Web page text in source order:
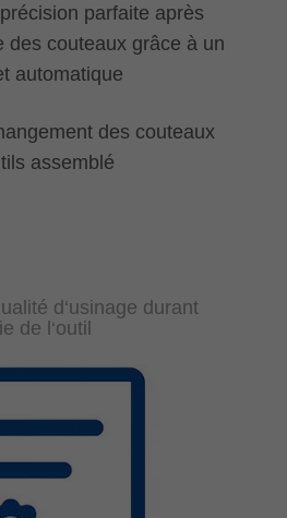
parfaite après
des couteaux grâce à un
automatique
des couteaux
assemblé
d‘usinage durant
de l‘outil